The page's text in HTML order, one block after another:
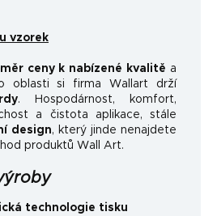
vzorek
ceny k nabízené kvalitě a
oblasti si firma Wallart drží
. Hospodárnost, komfort,
a čistota aplikace, stále
design, který jinde nenajdete
produktů Wall Art.
technologie tisku